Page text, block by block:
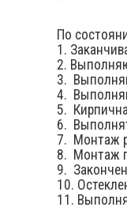
По
1.
2.
3.
4.
5.
6.
7. Монтаж
8. Монтаж
9.
10.
11.